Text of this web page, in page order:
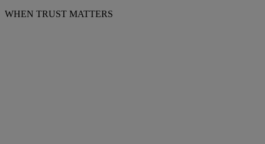
WHEN TRUST MATTERS